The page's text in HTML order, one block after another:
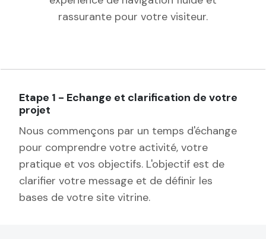
rassurante pour votre visiteur.
Etape 1 - Echange et clarification de votre
projet
Nous commençons par un temps d'échange
pour comprendre votre activité, votre
pratique et vos objectifs. L'objectif est de
clarifier votre message et de définir les
bases de votre site vitrine.